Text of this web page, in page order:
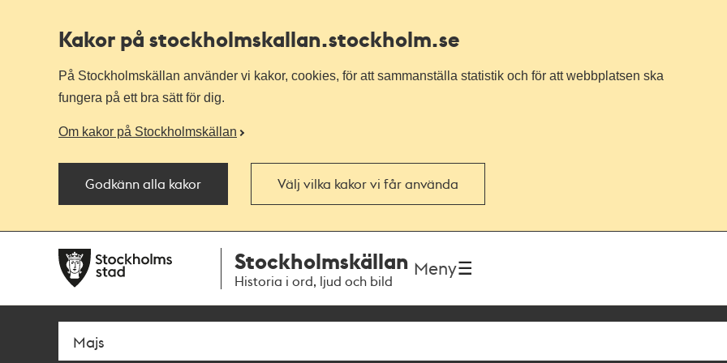
Kakor på stockholmskallan.stockholm.se
På Stockholmskällan använder vi kakor, cookies, för att sammanställa statistik och för att webbplatsen ska
fungera på ett bra sätt för dig.
Om kakor på Stockholmskällan
Godkänn alla kakor Välj vilka kakor vi får använda
navigationen
huvudinnehållet
Stockholmskällan
Historia i ord, ljud och bild
Meny
Sök